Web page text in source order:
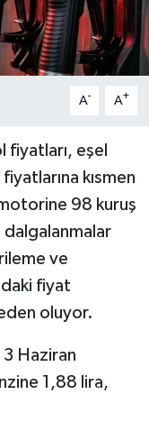
A- A+
eşel
kısmen
98 kuruş
dalgalanmalar
ve
fiyat
oluyor.
3 Haziran
1,88 lira,